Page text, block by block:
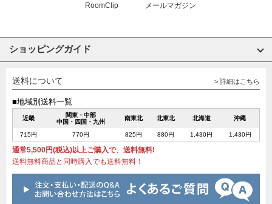
RoomClip メールマガジン
ショッピングガイド
送料について > 詳細はこちら
■地域別送料一覧
近畿
関東・中部
中国・四国・九州
南東北 北東北 北海道 沖縄
715円 770円 825円 880円 1,430円 1,430円
通常5,500円(税込)以上ご購入で、送料無料!
送料無料商品と同時購入でも送料無料！